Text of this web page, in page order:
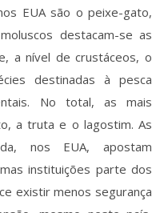
EUA são o peixe-gato,
destacam-se as
a nível de crustáceos, o
destinadas à pesca
No total, as mais
a truta e o lagostim. As
nos EUA, apostam
instituições parte dos
existir menos segurança